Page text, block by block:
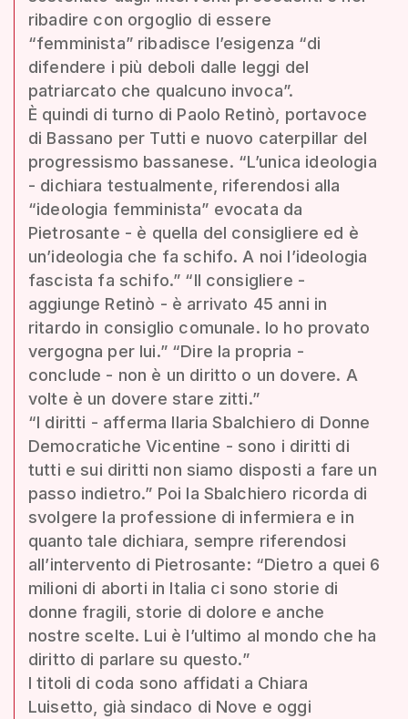
ribadire con orgoglio di essere
“femminista” ribadisce l’esigenza “di
difendere i più deboli dalle leggi del
patriarcato che qualcuno invoca”.
È quindi di turno di Paolo Retinò, portavoce
di Bassano per Tutti e nuovo caterpillar del
progressismo bassanese. “L’unica ideologia
- dichiara testualmente, riferendosi alla
“ideologia femminista” evocata da
Pietrosante - è quella del consigliere ed è
un’ideologia che fa schifo. A noi l’ideologia
fascista fa schifo.” “Il consigliere -
aggiunge Retinò - è arrivato 45 anni in
ritardo in consiglio comunale. Io ho provato
vergogna per lui.” “Dire la propria -
conclude - non è un diritto o un dovere. A
volte è un dovere stare zitti.”
“I diritti - afferma Ilaria Sbalchiero di Donne
Democratiche Vicentine - sono i diritti di
tutti e sui diritti non siamo disposti a fare un
passo indietro.” Poi la Sbalchiero ricorda di
svolgere la professione di infermiera e in
quanto tale dichiara, sempre riferendosi
all’intervento di Pietrosante: “Dietro a quei 6
milioni di aborti in Italia ci sono storie di
donne fragili, storie di dolore e anche
nostre scelte. Lui è l’ultimo al mondo che ha
diritto di parlare su questo.”
I titoli di coda sono affidati a Chiara
Luisetto, già sindaco di Nove e oggi